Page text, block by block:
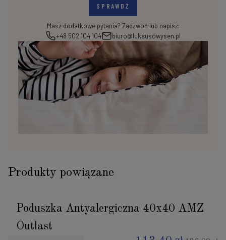
SPRAWDŹ
Masz dodatkowe pytania? Zadzwoń lub napisz:
+48 502 104 104
biuro@luksusowysen.pl
Produkty powiązane
Poduszka Antyalergiczna 40x40 AMZ
Outlast